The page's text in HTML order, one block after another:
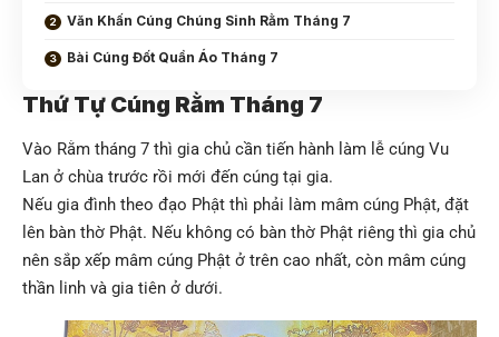
Văn Khấn Cúng Chúng Sinh Rằm Tháng 7
Bài Cúng Đốt Quần Áo Tháng 7
Thứ Tự Cúng Rằm Tháng 7
Vào Rằm tháng 7 thì gia chủ cần tiến hành làm lễ cúng Vu
Lan ở chùa trước rồi mới đến cúng tại gia.
Nếu gia đình theo đạo Phật thì phải làm mâm cúng Phật, đặt
lên bàn thờ Phật. Nếu không có bàn thờ Phật riêng thì gia chủ
nên sắp xếp mâm cúng Phật ở trên cao nhất, còn mâm cúng
thần linh và gia tiên ở dưới.